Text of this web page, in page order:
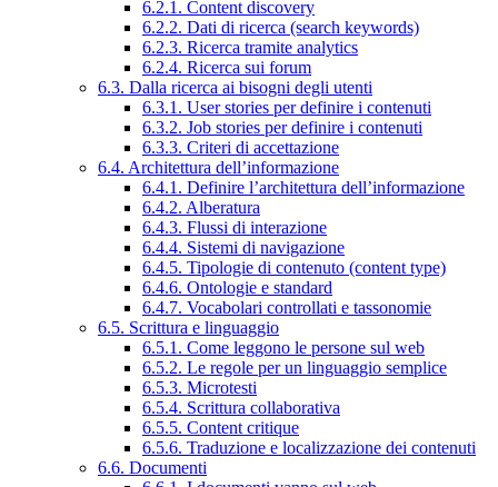
6.2.1. Content discovery
6.2.2. Dati di ricerca (search keywords)
6.2.3. Ricerca tramite analytics
6.2.4. Ricerca sui forum
6.3. Dalla ricerca ai bisogni degli utenti
6.3.1. User stories per definire i contenuti
6.3.2. Job stories per definire i contenuti
6.3.3. Criteri di accettazione
6.4. Architettura dell’informazione
6.4.1. Definire l’architettura dell’informazione
6.4.2. Alberatura
6.4.3. Flussi di interazione
6.4.4. Sistemi di navigazione
6.4.5. Tipologie di contenuto (content type)
6.4.6. Ontologie e standard
6.4.7. Vocabolari controllati e tassonomie
6.5. Scrittura e linguaggio
6.5.1. Come leggono le persone sul web
6.5.2. Le regole per un linguaggio semplice
6.5.3. Microtesti
6.5.4. Scrittura collaborativa
6.5.5. Content critique
6.5.6. Traduzione e localizzazione dei contenuti
6.6. Documenti